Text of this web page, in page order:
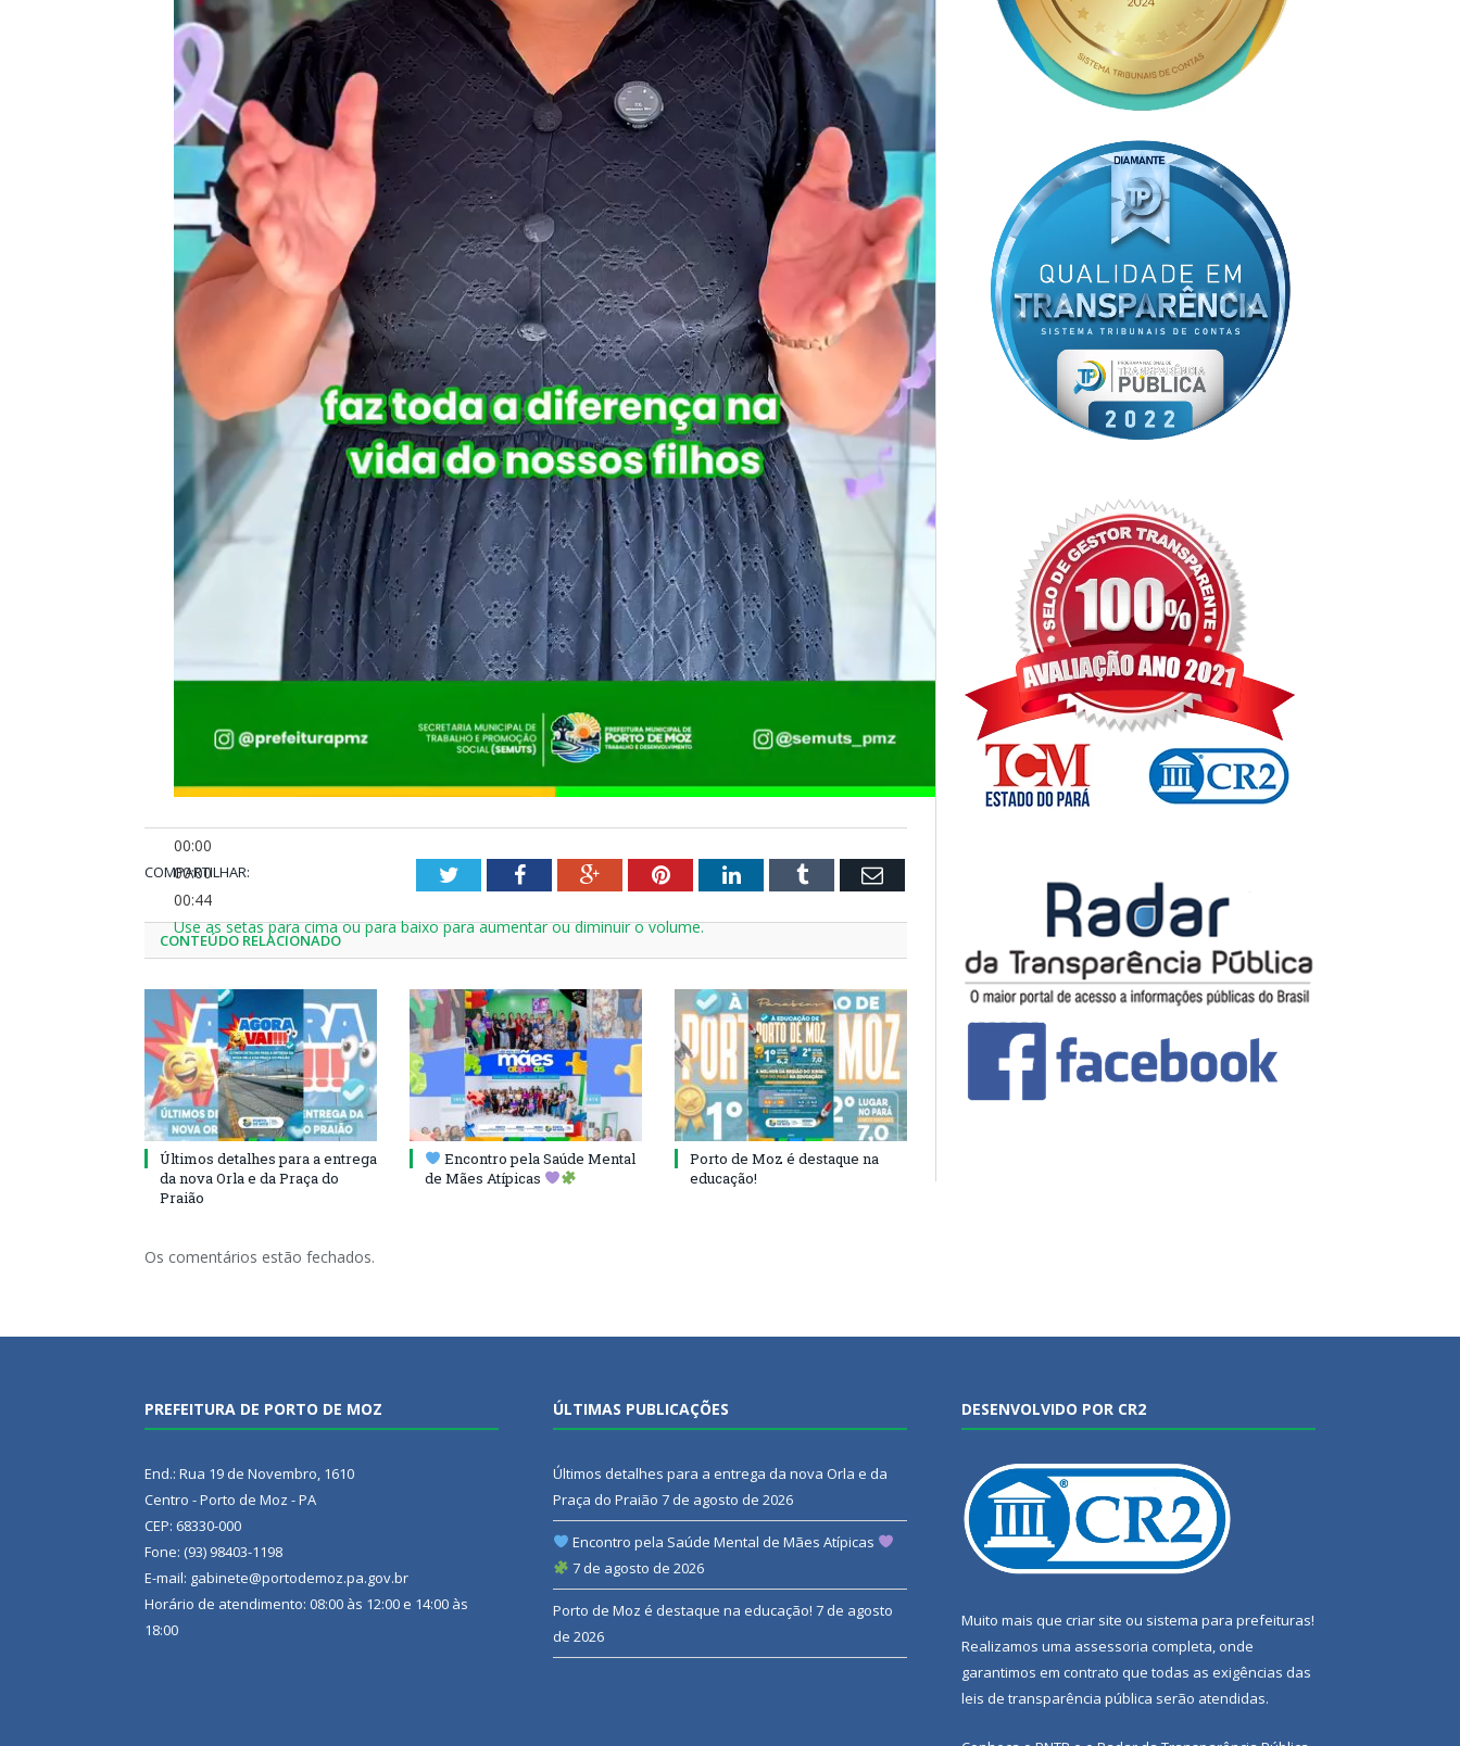
00:00
00:00
00:44
Use as setas para cima ou para baixo para aumentar ou diminuir o volume.
COMPARTILHAR: TwitterFacebookGoogle+PinterestLinkedInTumblr Email
CONTEÚDO RELACIONADO
Últimos detalhes para a entrega
da nova Orla e da Praça do
Praião
Encontro pela Saúde Mental
de Mães Atípicas
Porto de Moz é destaque na
educação!
Os comentários estão fechados.
PREFEITURA DE PORTO DE MOZ
End.: Rua 19 de Novembro, 1610
Centro - Porto de Moz - PA
CEP: 68330-000
Fone: (93) 98403-1198
E-mail: gabinete@portodemoz.pa.gov.br
Horário de atendimento: 08:00 às 12:00 e 14:00 às
18:00
ÚLTIMAS PUBLICAÇÕES
Últimos detalhes para a entrega da nova Orla e da
Praça do Praião 7 de agosto de 2026
Encontro pela Saúde Mental de Mães Atípicas
7 de agosto de 2026
Porto de Moz é destaque na educação! 7 de agosto
de 2026
DESENVOLVIDO POR CR2
Muito mais que criar site ou sistema para prefeituras!
Realizamos uma assessoria completa, onde
garantimos em contrato que todas as exigências das
leis de transparência pública serão atendidas.